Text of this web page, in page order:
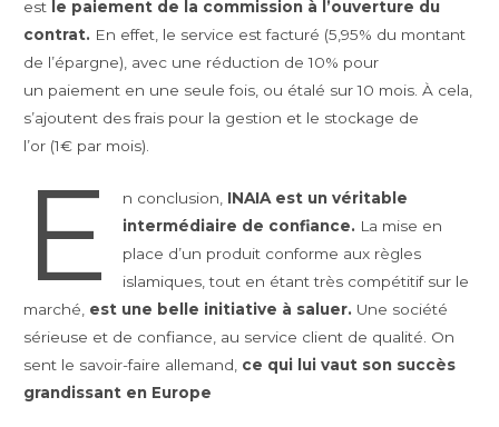
est le paiement de la commission à l’ouverture du
contrat. En effet, le service est facturé (5,95% du montant
de l’épargne), avec une réduction de 10% pour
un paiement en une seule fois, ou étalé sur 10 mois. À cela,
s’ajoutent des frais pour la gestion et le stockage de
l’or (1€ par mois).
E n conclusion, INAIA est un véritable
intermédiaire de confiance. La mise en
place d’un produit conforme aux règles
islamiques, tout en étant très compétitif sur le
marché, est une belle initiative à saluer. Une société
sérieuse et de confiance, au service client de qualité. On
sent le savoir-faire allemand, ce qui lui vaut son succès
grandissant en Europe